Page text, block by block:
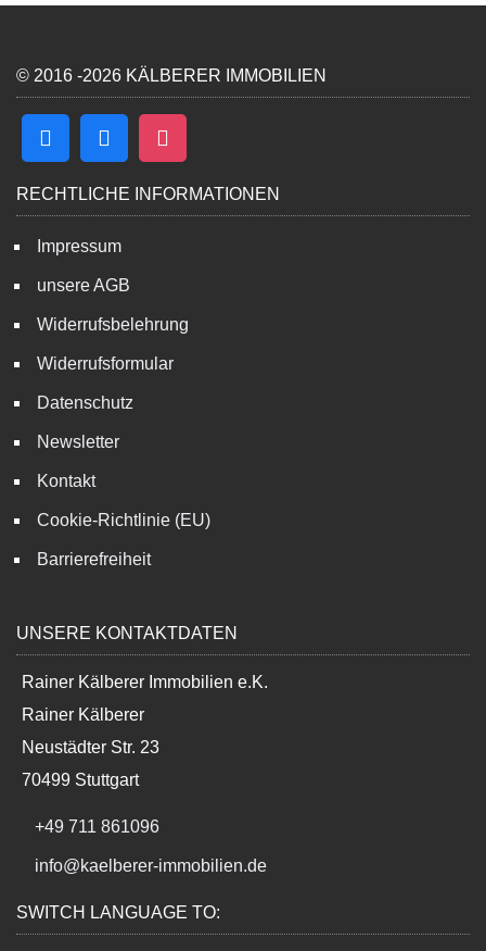
© 2016 -2026 KÄLBERER IMMOBILIEN
RECHTLICHE INFORMATIONEN
Impressum
unsere AGB
Widerrufsbelehrung
Widerrufsformular
Datenschutz
Newsletter
Kontakt
Cookie-Richtlinie (EU)
Barrierefreiheit
UNSERE KONTAKTDATEN
Rainer Kälberer Immobilien e.K.
Rainer Kälberer
Neustädter Str. 23
70499 Stuttgart
+49 711 861096
info@kaelberer-immobilien.de
SWITCH LANGUAGE TO: